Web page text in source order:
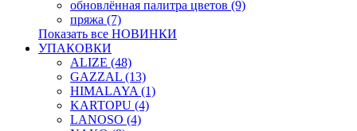
обновлённая палитра цветов (9)
пряжа (7)
Показать все НОВИНКИ
УПАКОВКИ
ALIZE (48)
GAZZAL (13)
HIMALAYA (1)
KARTOPU (4)
LANOSO (4)